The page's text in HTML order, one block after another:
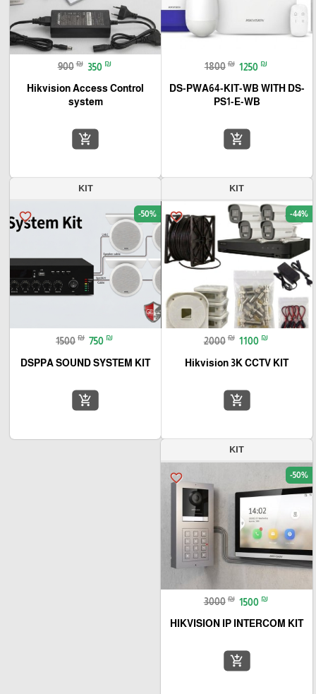
1800 ₪ 1250 ₪
DS-PWA64-KIT-WB WITH DS-
PS1-E-WB
add_shopping_cart
900 ₪ 350 ₪
Hikvision Access Control
system
add_shopping_cart
KIT
favorite_border -44%
2000 ₪ 1100 ₪
Hikvision 3K CCTV KIT
add_shopping_cart
KIT
favorite_border -50%
1500 ₪ 750 ₪
DSPPA SOUND SYSTEM KIT
add_shopping_cart
KIT
favorite_border -50%
3000 ₪ 1500 ₪
HIKVISION IP INTERCOM KIT
add_shopping_cart